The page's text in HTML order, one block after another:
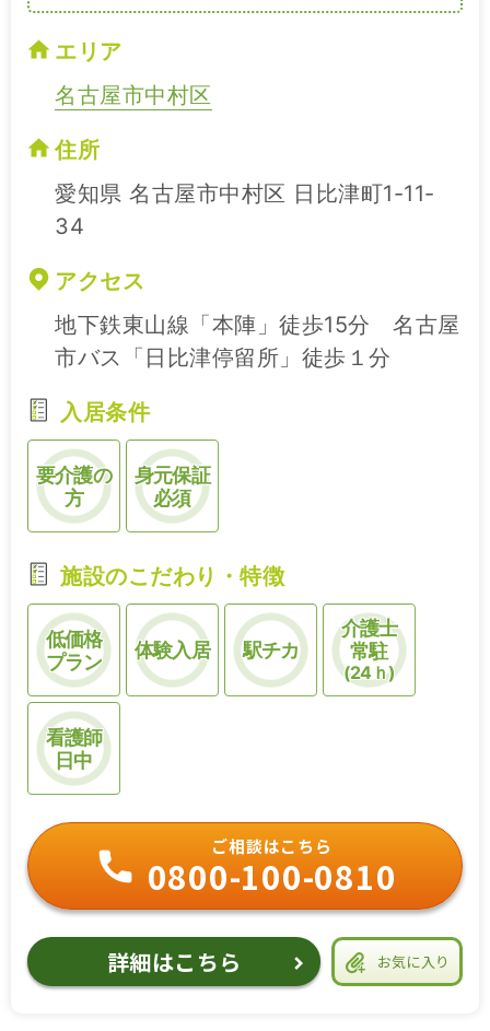
エリア
名古屋市中村区
住所
愛知県 名古屋市中村区 日比津町1-11-
34
アクセス
地下鉄東山線「本陣」徒歩15分 名古屋
市バス「日比津停留所」徒歩１分
入居条件
要介護の
方
身元保証
必須
施設のこだわり・特徴
低価格
プラン
体験入居 駅チカ
介護士
常駐
(24ｈ)
看護師
日中
お気に入り
ご相談はこちら
0800-100-0810
詳細はこちら